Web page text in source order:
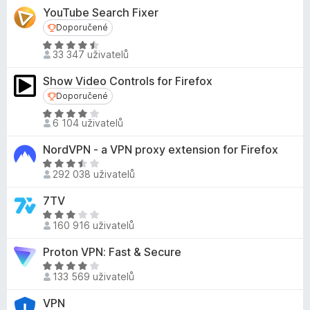
1
z
5
n
í
:
4
3
z
5
d
n
o
c
n
í
:
4
6
z
5
YouTube Search Fixer
Doporučené
Doporučené
H
o
d
n
o
c
n
í
:
,
4
5
33 347 uživatelů
Show Video Controls for Firefox
Doporučené
Doporučené
H
o
d
n
o
e
n
í
:
4
,
z
6 104 uživatelů
NordVPN - a VPN proxy extension for Firefox
H
o
d
n
o
e
n
í
292 038 uživatelů
7TV
H
o
d
n
o
e
160 916 uživatelů
Proton VPN: Fast & Secure
H
o
d
133 569 uživatelů
VPN